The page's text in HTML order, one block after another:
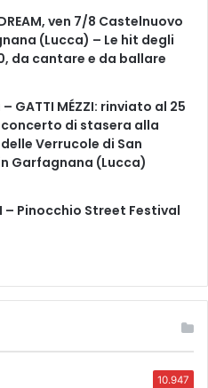
DREAM, ven 7/8 Castelnuovo
(Lucca) – Le hit degli
da cantare e da ballare
GATTI MÉZZI: rinviato al 25
di stasera alla
Verrucole di San
Garfagnana (Lucca)
– Pinocchio Street Festival
10.947